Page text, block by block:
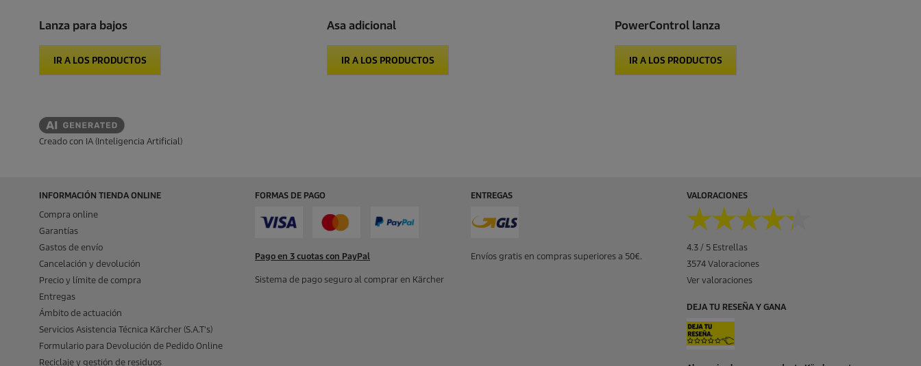
Lanza para bajos
IR A LOS PRODUCTOS
Asa adicional
IR A LOS PRODUCTOS
PowerControl lanza
IR A LOS PRODUCTOS
Creado con IA (Inteligencia Artificial)
INFORMACIÓN TIENDA ONLINE
Compra online
Garantías
Gastos de envío
Cancelación y devolución
Precio y límite de compra
Entregas
Ámbito de actuación
Servicios Asistencia Técnica Kärcher (S.A.T's)
Formulario para Devolución de Pedido Online
Reciclaje y gestión de residuos
FORMAS DE PAGO
Pago en 3 cuotas con PayPal
Sistema de pago seguro al comprar en Kärcher
ENTREGAS
Envíos gratis en compras superiores a 50€.
VALORACIONES
★★★★★
★★★★★
4.3 / 5 Estrellas
3574 Valoraciones
Ver valoraciones
DEJA TU RESEÑA Y GANA